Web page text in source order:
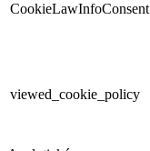
CookieLawInfoConsent
viewed_cookie_policy